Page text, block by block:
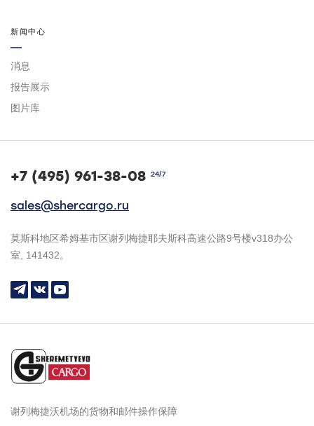
新闻中心
消息
报告展示
图片库
+7 (495) 961-38-08 24/7
sales@shercargo.ru
莫斯科地区希姆基市区谢列梅捷耶夫斯科高速公路9号楼v318办公
室, 141432。
谢列梅捷沃机场的货物和邮件操作保障